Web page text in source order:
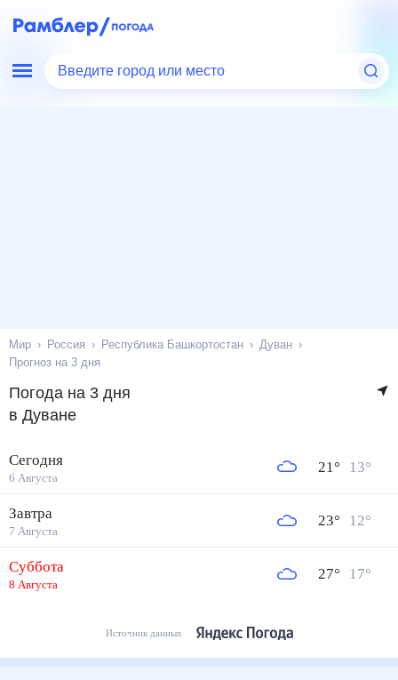
Введите город или место
Мир Россия Республика Башкортостан
Дуван
Прогноз на 3 дня
Погода на 3 дня
в Дуване
Сегодня
6 Августа
21° 13°
Завтра
7 Августа
23° 12°
Суббота
8 Августа
27° 17°
Источник данных